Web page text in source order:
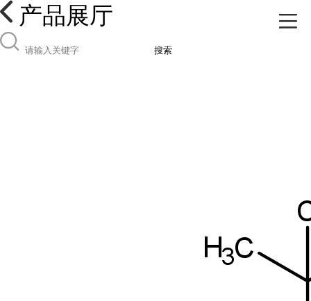
产品展厅
搜索